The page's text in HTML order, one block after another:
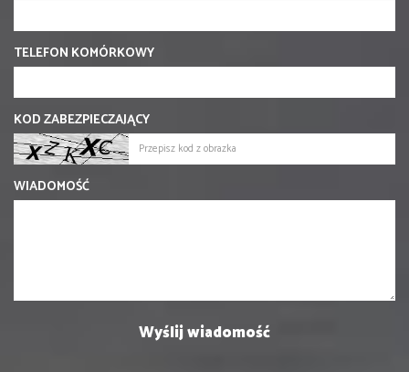
TELEFON KOMÓRKOWY
KOD ZABEZPIECZAJĄCY
WIADOMOŚĆ